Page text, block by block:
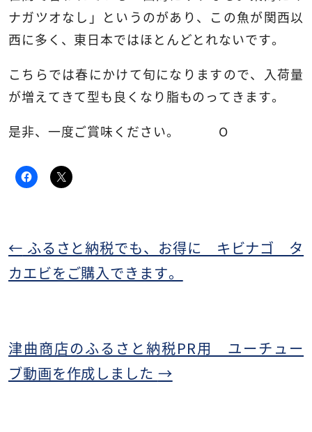
ナガツオなし」というのがあり、この魚が関西以
西に多く、東日本ではほとんどとれないです。
こちらでは春にかけて旬になりますので、入荷量
が増えてきて型も良くなり脂ものってきます。
是非、一度ご賞味ください。 O
← ふるさと納税でも、お得に キビナゴ タ
カエビをご購入できます。
津曲商店のふるさと納税PR用 ユーチュー
ブ動画を作成しました →